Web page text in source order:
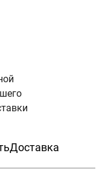
Доставка